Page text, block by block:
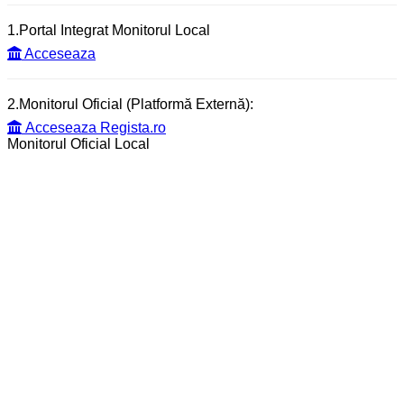
1.Portal Integrat Monitorul Local
Acceseaza
2.Monitorul Oficial (Platformă Externă):
Acceseaza Regista.ro
Monitorul Oficial Local